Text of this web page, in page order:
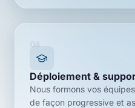
04
Déploiement &
Nous formons vos
de façon progressive et